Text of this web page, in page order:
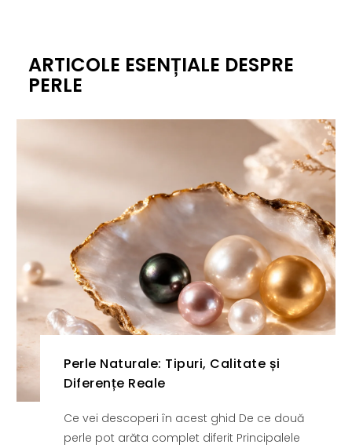
ARTICOLE ESENȚIALE DESPRE
PERLE
Perle Naturale: Tipuri, Calitate și
Diferențe Reale
Ce vei descoperi în acest ghid De ce două
perle pot arăta complet diferit Principalele